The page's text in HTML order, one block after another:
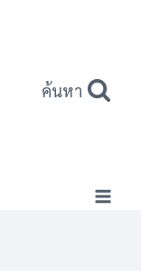
ค้นหา